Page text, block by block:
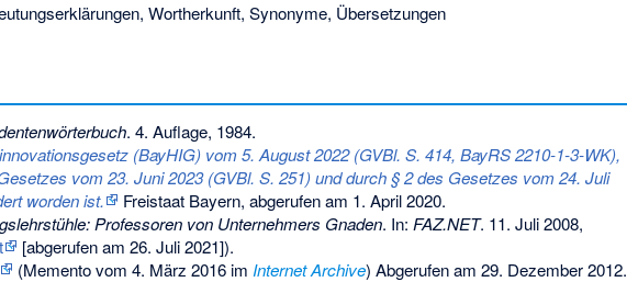
Wortherkunft, Synonyme, Übersetzungen
. 4. Auflage, 1984.
(BayHIG) vom 5. August 2022 (GVBl. S. 414, BayRS 2210-1-3-WK),
vom 23. Juni 2023 (GVBl. S. 251) und durch § 2 des Gesetzes vom 24. Juli
worden ist.
Freistaat Bayern, abgerufen am 1. April 2020.
Professoren von Unternehmers Gnaden. In: FAZ.NET. 11. Juli 2008,
[abgerufen am 26. Juli 2021]).
(Mementovom 4. März 2016 im Internet Archive) Abgerufen am 29. Dezember 2012.